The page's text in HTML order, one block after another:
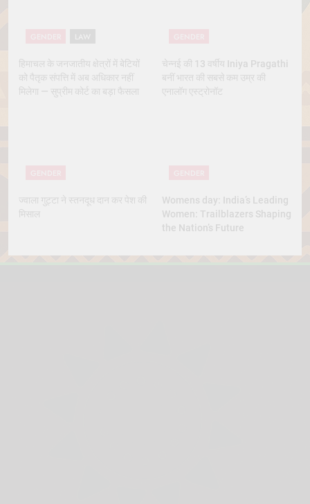
हिमाचल के जनजातीय क्षेत्रों में बेटियों
को पैतृक संपत्ति में अब अधिकार नहीं
मिलेगा — सुप्रीम कोर्ट का बड़ा फैसला
चेन्नई की 13 वर्षीय Iniya Pragathi
बनीं भारत की सबसे कम उम्र की
एनालॉग एस्ट्रोनॉट
ज्वाला गुट्टा ने स्तनदूध दान कर पेश की
मिसाल
Womens day: India’s Leading
Women: Trailblazers Shaping
the Nation’s Future